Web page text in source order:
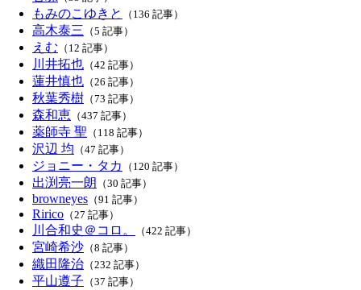
もみのこゆきと （136 記事）
高木泰三 （5 記事）
えむ （12 記事）
川井拓也 （42 記事）
蓮井慎也 （26 記事）
秋葉秀樹 （73 記事）
森和恵 （437 記事）
薬師寺 聖 （118 記事）
沢辺 均 （47 記事）
ジョニー・タカ （120 記事）
出渕亮一朗 （30 記事）
browneyes （91 記事）
Ririco （27 記事）
川合和史＠コロ。 （422 記事）
宮崎希沙 （8 記事）
織田隆治 （232 記事）
平山遵子 （37 記事）